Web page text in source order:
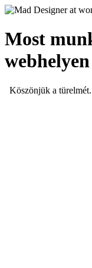
Most
webhelyen
Köszönjük a